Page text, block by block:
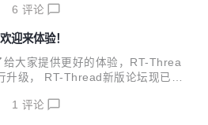
联网市场广泛应用的 MQTT 消息
们推出一个阶段性的大版本 RT-Thr
更近一步 认识RT-Thread Studio
期待吗？ 欢迎扫码进入调研问卷
参与我们的开发板抽奖哦 活动需
6 评论
迎来体验！
给大家提供更好的体验，RT-Threa
升级， RT-Thread新版论坛现已上
聚焦 增加专家推荐 修改之前的专家
1 评论